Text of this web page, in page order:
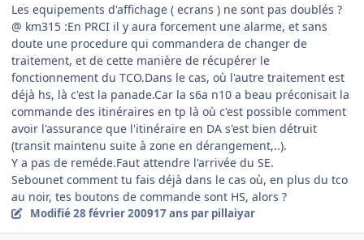
Les equipements d'affichage ( ecrans ) ne sont pas doublés ?
@ km315 :En PRCI il y aura forcement une alarme, et sans
doute une procedure qui commandera de changer de
traitement, et de cette manière de récupérer le
fonctionnement du TCO.Dans le cas, où l'autre traitement est
déjà hs, là c'est la panade.Car la s6a n10 a beau préconisait la
commande des itinéraires en tp là où c'est possible comment
avoir l'assurance que l'itinéraire en DA s'est bien détruit
(transit maintenu suite à zone en dérangement,..).
Y a pas de reméde.Faut attendre l'arrivée du SE.
Sebounet comment tu fais déjà dans le cas où, en plus du tco
au noir, tes boutons de commande sont HS, alors ?
Modifié28 février 200917 ans par pillaiyar